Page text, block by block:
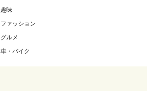
趣味
ファッション
グルメ
車・バイク